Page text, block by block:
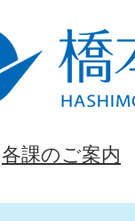
各課のご案内